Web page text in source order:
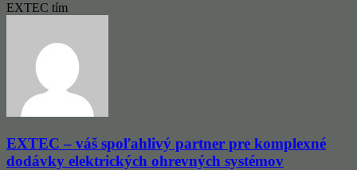
EXTEC tím
EXTEC – váš spoľahlivý partner pre komplexné
dodávky elektrických ohrevných systémov